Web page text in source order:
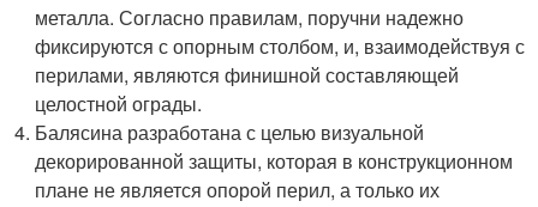
металла. Согласно правилам, поручни надежно
фиксируются с опорным столбом, и, взаимодействуя с
перилами, являются финишной составляющей
целостной ограды.
Балясина разработана с целью визуальной
декорированной защиты, которая в конструкционном
плане не является опорой перил, а только их